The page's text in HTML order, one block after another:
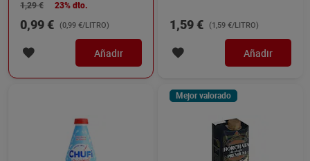
1,29 €
23% dto.
0,99 € (0,99 €/LITRO)
Añadir
1,59 € (1,59 €/LITRO)
Añadir
Mejor valorado